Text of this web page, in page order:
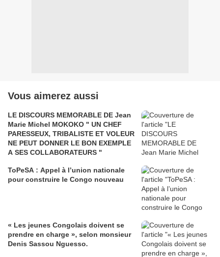
Vous aimerez aussi
LE DISCOURS MEMORABLE DE Jean
Marie Michel MOKOKO " UN CHEF
PARESSEUX, TRIBALISTE ET VOLEUR
NE PEUT DONNER LE BON EXEMPLE
A SES COLLABORATEURS "
ToPeSA : Appel à l’union nationale
pour construire le Congo nouveau
« Les jeunes Congolais doivent se
prendre en charge », selon monsieur
Denis Sassou Nguesso.